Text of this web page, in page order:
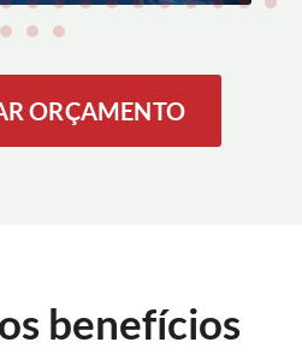
ORÇAMENTO
benefícios